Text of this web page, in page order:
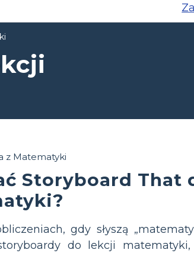
Storyboard That
gdy słyszą
do lekcji